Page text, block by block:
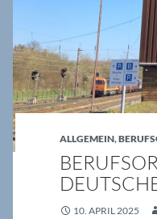
ALLGEMEIN,
10. APRIL 2025